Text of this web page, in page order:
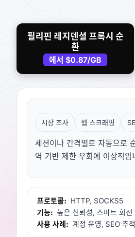
필리핀 레지덴셜 프록시 순
환
에서$0.87/GB
시장 조사 웹 스크래핑
세션이나 간격별로 자동으로
역 기반 제한 우회에 이상적입
프로토콜: HTTP, SOCKS5
기능: 높은 신뢰성, 스마트 회전
사용 사례: 계정 운영, SEO 추